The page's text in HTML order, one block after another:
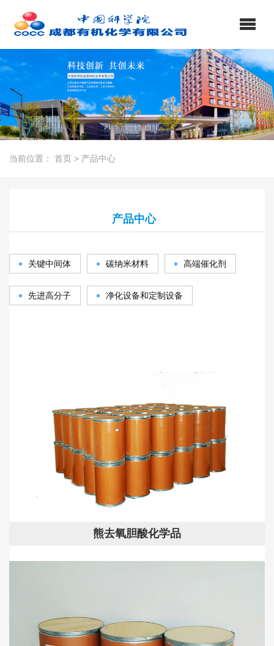
当前位置： 首页 > 产品中心
产品中心
关键中间体 碳纳米材料 高端催化剂
先进高分子 净化设备和定制设备
熊去氧胆酸化学品